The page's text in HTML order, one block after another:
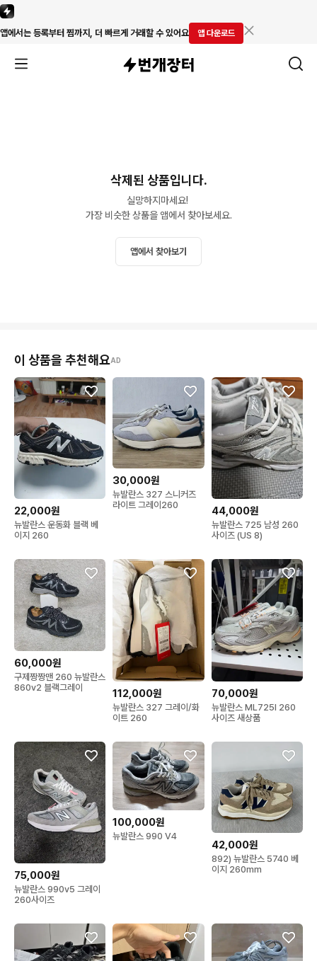
앱에서는 등록부터 찜까지, 더 빠르게 거래할 수 있어요 앱 다운로드
삭제된 상품입니다.
실망하지마세요!
가장 비슷한 상품을 앱에서 찾아보세요.
앱에서 찾아보기
이 상품을 추천해요AD
22,000원
뉴발란스 운동화 블랙 베
이지 260
30,000원
뉴발란스 327 스니커즈
라이트 그레이260
44,000원
뉴발란스 725 남성 260
사이즈 (US 8)
60,000원
구제짱짱맨 260 뉴발란스
860v2 블랙그레이
112,000원
뉴발란스 327 그레이/화
이트 260
70,000원
뉴발란스 ML725I 260
사이즈 새상품
75,000원
뉴발란스 990v5 그레이
260사이즈
100,000원
뉴발란스 990 V4
42,000원
892) 뉴발란스 5740 베
이지 260mm